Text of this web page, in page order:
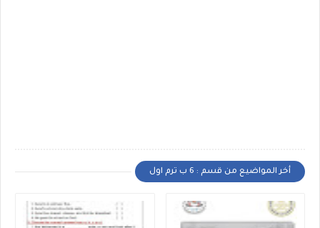
أخر المواضيع من قسم : 6 ب ترم اول